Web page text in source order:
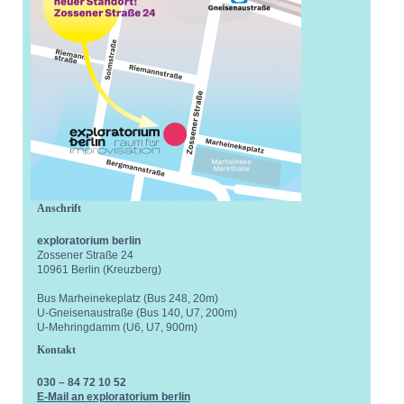
Anschrift
exploratorium berlin
Zossener Straße 24
10961 Berlin (Kreuzberg)
Bus Marheinekeplatz (Bus 248, 20m)
U-Gneisenaustraße (Bus 140, U7, 200m)
U-Mehringdamm (U6, U7, 900m)
Kontakt
030 – 84 72 10 52
E-Mail an exploratorium berlin